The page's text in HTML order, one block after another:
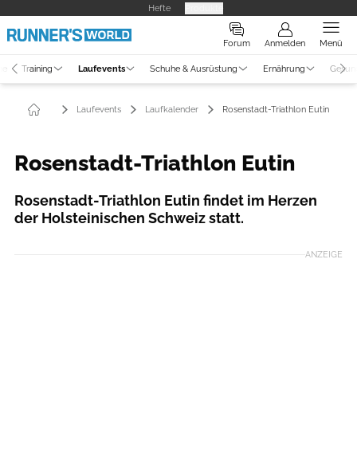
Hefte
Forum Anmelden Menü
Training Laufevents Schuhe & Ausrüstung Ernährung
Laufevents Laufkalender Rosenstadt-Triathlon Eutin
Rosenstadt-Triathlon Eutin
Rosenstadt-Triathlon Eutin findet im Herzen
der Holsteinischen Schweiz statt.
ANZEIGE